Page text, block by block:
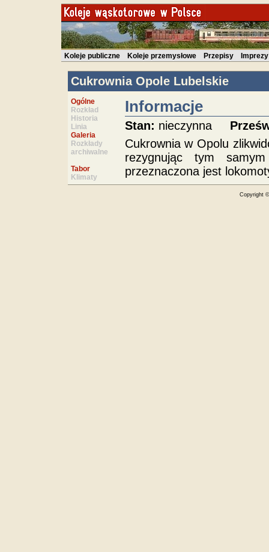
Koleje publiczne Koleje przemysłowe Przepisy Imprezy
Cukrownia Opole Lubelskie
Ogólne
Rozkład
Historia
Linia
Galeria
Rozkłady
archiwalne
Tabor
Klimaty
Informacje
Stan: nieczynna
Cukrownia w Opolu
rezygnując tym
przeznaczona jest
Copyright